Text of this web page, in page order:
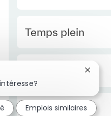
Type Europe
Temps plein
Employee Type
Régulier
Emplois similaires